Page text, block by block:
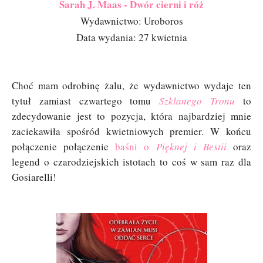
Sarah J. Maas - Dwór cierni i róż
Wydawnictwo: Uroboros
Data wydania: 27 kwietnia
Choć mam odrobinę żalu, że wydawnictwo wydaje ten
tytuł zamiast czwartego tomuSzklanego Tronu to
zdecydowanie jest to pozycja, która najbardziej mnie
zaciekawiła spośród kwietniowych premier. W końcu
połączenie połączeniebaśni o Pięknej i Bestii oraz
legend o czarodziejskich istotach to coś w sam raz dla
Gosiarelli!